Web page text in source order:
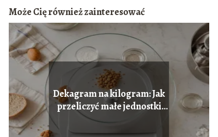
Może Cię również zainteresować
Dekagram na kilogram: Jak
przeliczyć małe jednostki
wagi.